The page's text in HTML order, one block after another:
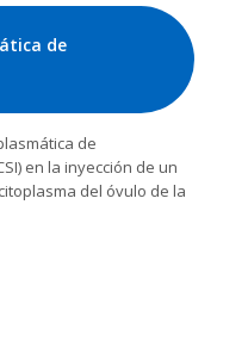
de
de
en la inyección de un
del óvulo de la